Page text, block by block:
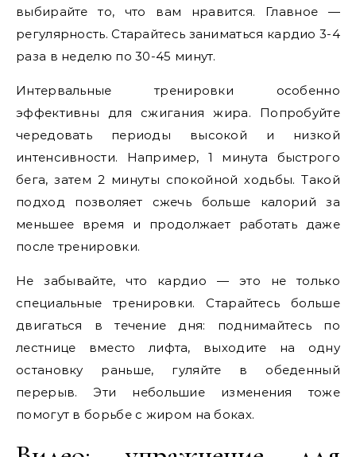
выбирайте то, что вам нравится. Главное —
регулярность. Старайтесь заниматься кардио 3-4
раза в неделю по 30-45 минут.
Интервальные тренировки особенно
эффективны для сжигания жира. Попробуйте
чередовать периоды высокой и низкой
интенсивности. Например, 1 минута быстрого
бега, затем 2 минуты спокойной ходьбы. Такой
подход позволяет сжечь больше калорий за
меньшее время и продолжает работать даже
после тренировки.
Не забывайте, что кардио — это не только
специальные тренировки. Старайтесь больше
двигаться в течение дня: поднимайтесь по
лестнице вместо лифта, выходите на одну
остановку раньше, гуляйте в обеденный
перерыв. Эти небольшие изменения тоже
помогут в борьбе с жиром на боках.